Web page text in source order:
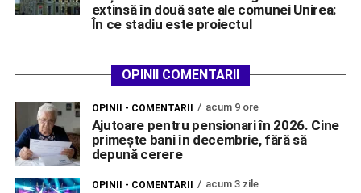
extinsă în două sate ale comunei Unirea:
În ce stadiu este proiectul
OPINII COMENTARII
OPINII - COMENTARII acum 9 ore
Ajutoare pentru pensionari în 2026. Cine
primește bani în decembrie, fără să
depună cerere
OPINII - COMENTARII acum 3 zile